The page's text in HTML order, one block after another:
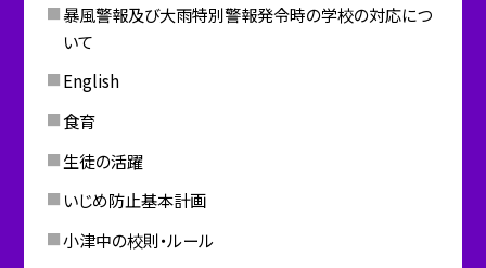
暴風警報及び大雨特別警報発令時の学校の対応につ
いて
English
食育
生徒の活躍
いじめ防止基本計画
小津中の校則・ルール